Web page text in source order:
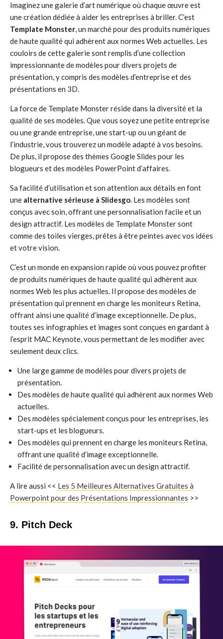
Imaginez une galerie d’art numérique où chaque œuvre est
une création dédiée à aider les entreprises à briller. C’est
Template Monster, un marché pour des produits numériques
de haute qualité qui adhèrent aux normes Web actuelles. Les
couloirs de cette galerie sont remplis d’une collection
impressionnante de modèles pour divers projets de
présentation, y compris des modèles d’entreprise et des
présentations en 3D.
La force de Template Monster réside dans la diversité et la
qualité de ses modèles. Que vous soyez une petite entreprise
ou une grande entreprise, une start-up ou un géant de
l’industrie, vous trouverez un modèle adapté à vos besoins.
De plus, il propose des thèmes Google Slides pour les
blogueurs et des modèles PowerPoint d’affaires.
Sa facilité d’utilisation et son attention aux détails en font
une alternative sérieuse à Slidesgo. Les modèles sont
conçus avec soin, offrant une personnalisation facile et un
design attractif. Les modèles de Template Monster sont
comme des toiles vierges, prêtes à être peintes avec vos idées
et votre vision.
C’est un monde en expansion rapide où vous pouvez profiter
de produits numériques de haute qualité qui adhèrent aux
normes Web les plus actuelles. Il propose des modèles de
présentation qui prennent en charge les moniteurs Retina,
offrant ainsi une qualité d’image exceptionnelle. De plus,
toutes ses infographies et images sont conçues en gardant à
l’esprit MAC Keynote, vous permettant de les modifier avec
seulement deux clics.
Une large gamme de modèles pour divers projets de
présentation.
Des modèles de haute qualité qui adhèrent aux normes Web
actuelles.
Des modèles spécialement conçus pour les entreprises, les
start-ups et les blogueurs.
Des modèles qui prennent en charge les moniteurs Retina,
offrant une qualité d’image exceptionnelle.
Facilité de personnalisation avec un design attractif.
A lire aussi << Les 5 Meilleures Alternatives Gratuites à
Powerpoint pour des Présentations Impressionnantes >>
9. Pitch Deck